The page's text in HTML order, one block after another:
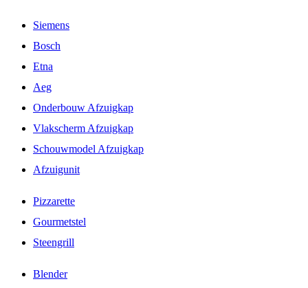
Siemens
Bosch
Etna
Aeg
Onderbouw Afzuigkap
Vlakscherm Afzuigkap
Schouwmodel Afzuigkap
Afzuigunit
Pizzarette
Gourmetstel
Steengrill
Blender